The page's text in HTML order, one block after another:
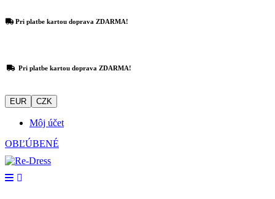
Pri platbe kartou doprava ZDARMA!
Pri platbe kartou doprava ZDARMA!
EUR CZK
Môj účet
OBĽÚBENÉ